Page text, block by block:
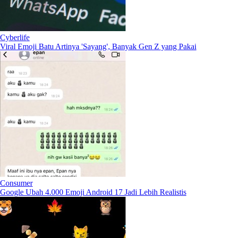
Cyberlife
Viral Emoji Batu Artinya 'Sayang', Banyak Gen Z yang Pakai
Consumer
Google Ubah 4.000 Emoji Android 17 Jadi Lebih Realistis